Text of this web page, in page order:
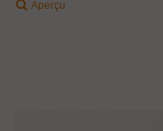
Aperçu